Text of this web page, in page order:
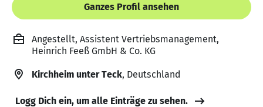
Ganzes Profil ansehen
Angestellt, Assistent Vertriebsmanagement,
Heinrich Feeß GmbH & Co. KG
Kirchheim unter Teck, Deutschland
Logg Dich ein, um alle Einträge zu sehen.